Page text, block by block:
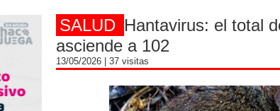
SALUD Hantavirus: el total
asciende a 102
13/05/2026 | 37 visitas